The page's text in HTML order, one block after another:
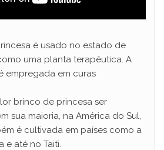
é usado no estado de
uma planta terapêutica. A
empregada em curas
brinco de princesa ser
sua maioria, na América do Sul,
é cultivada em países como a
e até no Taiti.